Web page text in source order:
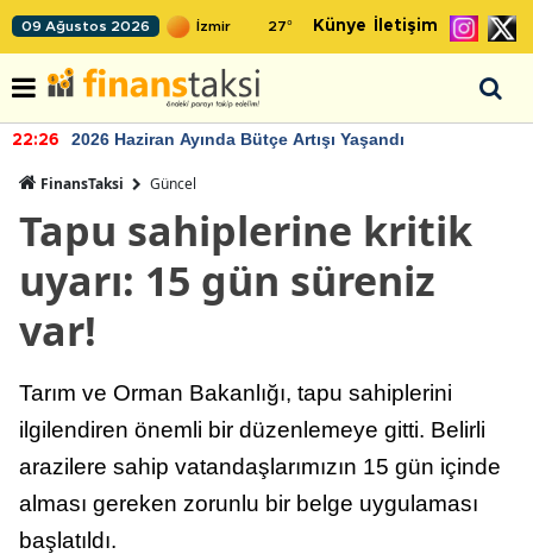
09 Ağustos 2026 27° Künye İletişim
22:26 2026 Haziran Ayında Bütçe Artışı Yaşandı
FinansTaksi Güncel
Tapu sahiplerine kritik
uyarı: 15 gün süreniz
var!
Tarım ve Orman Bakanlığı, tapu sahiplerini
ilgilendiren önemli bir düzenlemeye gitti. Belirli
arazilere sahip vatandaşlarımızın 15 gün içinde
alması gereken zorunlu bir belge uygulaması
başlatıldı.